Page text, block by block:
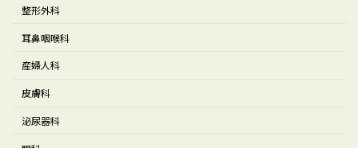
整形外科
耳鼻咽喉科
産婦人科
皮膚科
泌尿器科